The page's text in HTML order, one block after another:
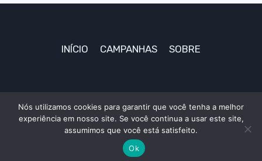
INÍCIO CAMPANHAS SOBRE
© 2026 TudoAki
Nós utilizamos cookies para garantir que você tenha a melhor
experiência em nosso site. Se você continua a usar este site,
assumimos que você está satisfeito.
Ok